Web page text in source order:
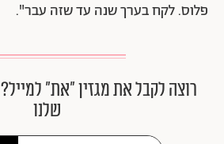
פלוס. לקח בערך שנה עד שזה עבר".
רוצה לקבל את מגזין ״את״
שלנו